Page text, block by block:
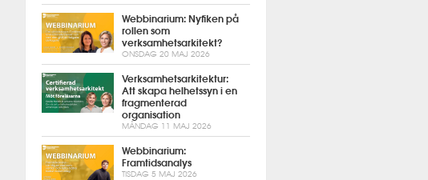
Webbinarium: Nyfiken på
rollen som
verksamhetsarkitekt?
ONSDAG 20 MAJ 2026
Verksamhetsarkitektur:
Att skapa helhetssyn i en
fragmenterad
organisation
MÅNDAG 11 MAJ 2026
Webbinarium:
Framtidsanalys
TISDAG 5 MAJ 2026